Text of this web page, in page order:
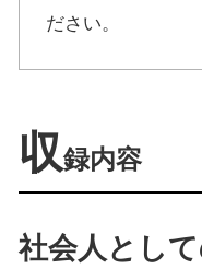
ださい。
収録内容
社会人とし